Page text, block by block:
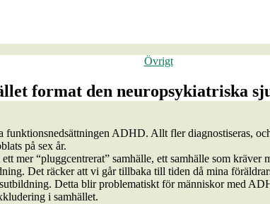
Kategorier
Övrigt
format den neuropsykiatriska
funktionsnedsättningen ADHD. Allt fler diagnostiseras,
på sex år.
mer “plugg­centrerat” samhälle, ett samhälle som
Det räcker att vi går tillbaka till tiden då mina
Detta blir problematiskt för människor med
i samhället.